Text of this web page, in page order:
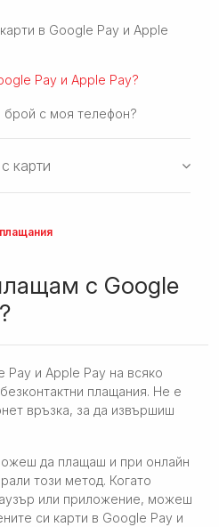
в Google Pay и Apple
Pay и Apple Pay?
брой с моя телефон?
карти
с Google
и Apple Pay на всяко
плащания. Не е
връзка, за да извършиш
да плащаш и при онлайн
този метод. Когато
или приложение, можеш
си карти в Google Pay и